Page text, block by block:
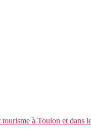
à Toulon et dans